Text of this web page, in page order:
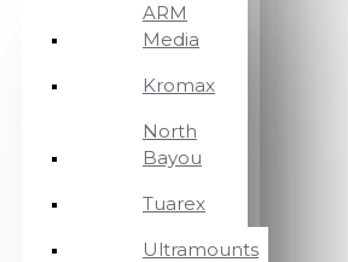
ARM
Media
Kromax
North
Bayou
Tuarex
Ultramounts